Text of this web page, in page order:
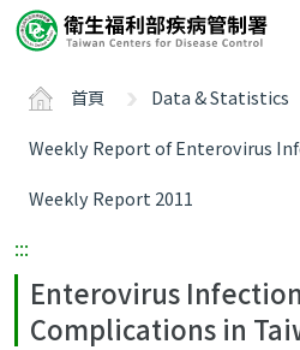
要
ALT+C
首頁
Data & Statistics
Weekly Report of Enterovirus
Weekly Report 2011
:::
Enterovirus
Complications in